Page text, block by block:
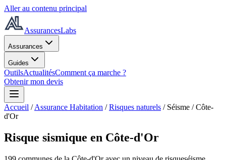
Aller au contenu principal
AssurancesLabs
Assurances
Guides
OutilsActualitésComment ça marche ?
Obtenir mon devis
Accueil /Assurance Habitation /Risques naturels / Séisme /Côte-
d'Or
Risque sismique en Côte-d'Or